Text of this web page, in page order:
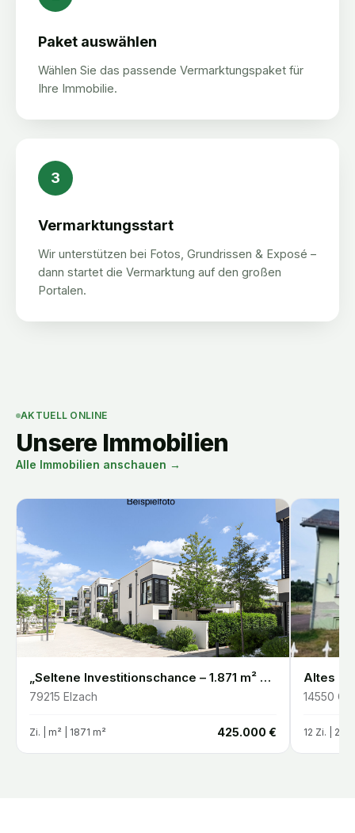
Paket auswählen
Wählen Sie das passende Vermarktungspaket für
Ihre Immobilie.
3
Vermarktungsstart
Wir unterstützen bei Fotos, Grundrissen & Exposé –
dann startet die Vermarktung auf den großen
Portalen.
AKTUELL ONLINE
Unsere Immobilien
Alle Immobilien anschauen →
„Seltene Investitionschance – 1.871 m² Entwicklungsgrundstück in Elzach-Oberprechtal“
79215 Elzach
Zi. | m² | 1871 m² 425.000 €
14550
12 Zi. | 200